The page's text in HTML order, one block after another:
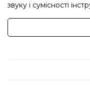
звуку і сумісності